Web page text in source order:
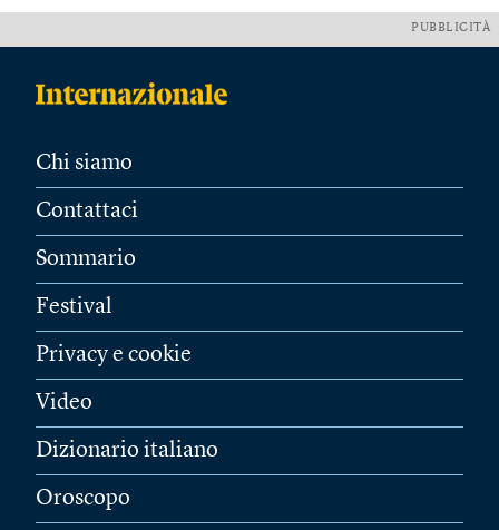
PUBBLICITÀ
Chi siamo
Contattaci
Sommario
Festival
Privacy e cookie
Video
Dizionario italiano
Oroscopo